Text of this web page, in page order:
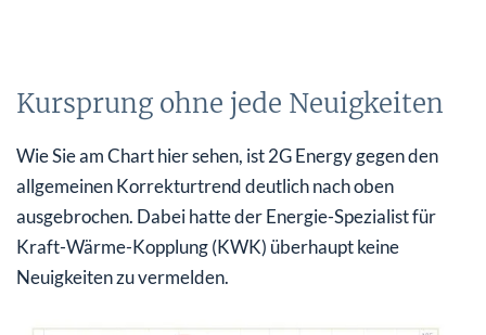
Kursprung ohne jede Neuigkeiten
Wie Sie am Chart hier sehen, ist 2G Energy gegen den
allgemeinen Korrekturtrend deutlich nach oben
ausgebrochen. Dabei hatte der Energie-Spezialist für
Kraft-Wärme-Kopplung (KWK) überhaupt keine
Neuigkeiten zu vermelden.